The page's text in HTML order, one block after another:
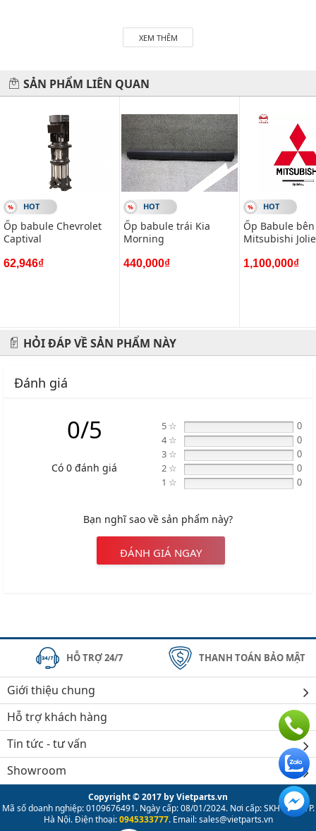
VIETPARTS - Thương hiệu 20 năm về cung cấp phụ tùng,
phụ kiện và phụ gia xe hơi.
Địa chỉ: 434 Trần Khát Chân- Hai Bà Trưng- Hà Nội
Hotline: 0945 333 777
XEM THÊM
SẢN PHẨM LIÊN QUAN
HOT
Ốp babule Chevrolet
Captival
62,946₫
HOT
Ốp babule trái Kia
Morning
440,000₫
HOT
Ốp Babule
Mitsubishi Jolie
1,100,000₫
HỎI ĐÁP VỀ SẢN PHẨM NÀY
Đánh giá
0/5
Có 0 đánh giá
5 ☆ 0
4 ☆ 0
3 ☆ 0
2 ☆ 0
1 ☆ 0
Bạn nghĩ sao về sản phẩm này?
ĐÁNH GIÁ NGAY
HỖ TRỢ 24/7 THANH TOÁN BẢO MẬT
Giới thiệu chung
Hỗ trợ khách hàng
Tin tức - tư vấn
Showroom
Copyright © 2017 by Vietparts.vn
Mã số doanh nghiệp: 0109676491. Ngày cấp: 08/01/2024. Nơi cấp: SKH & ĐT TP.
Hà Nội. Điện thoại:0945333777. Email: sales@vietparts.vn